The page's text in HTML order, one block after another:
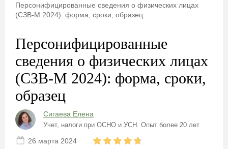
Персонифицированные сведения о физических лицах
(СЗВ-М 2024): форма, сроки, образец
Персонифицированные
сведения о физических лицах
(СЗВ-М 2024): форма, сроки,
образец
Сигаева Елена
Учет, налоги при ОСНО и УСН. Опыт более 20 лет
26 марта 2024